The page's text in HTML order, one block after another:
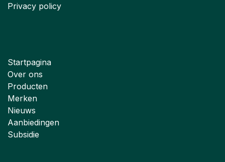
Privacy policy
Startpagina
Over ons
Producten
Merken
Nieuws
Aanbiedingen
Subsidie